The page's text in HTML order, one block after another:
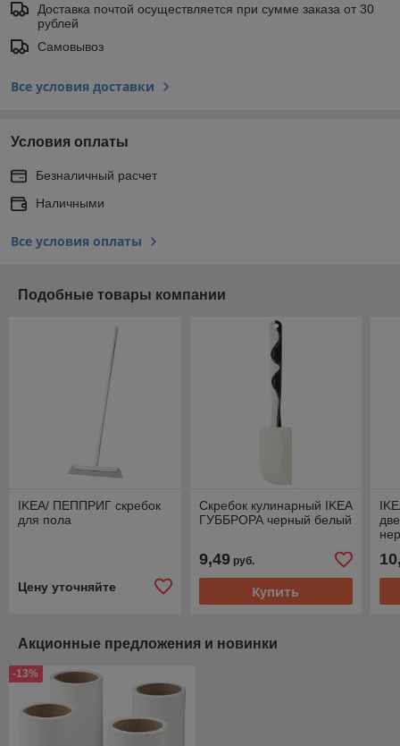
Доставка почтой осуществляется при сумме заказа от 30
рублей
Самовывоз
Все условия доставки
Условия оплаты
Безналичный расчет
Наличными
Все условия оплаты
Подобные товары компании
IKEA/ ПЕППРИГ скребок
для пола
Цену уточняйте
Скребок кулинарный IKEA
ГУББРОРА черный белый
9,49руб.
Купить
Акционные предложения и новинки
-13%